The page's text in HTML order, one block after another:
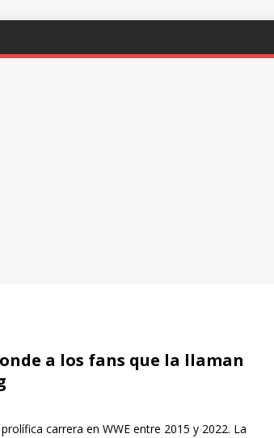
a los fans que la llaman
carrera en WWE entre 2015 y 2022. La